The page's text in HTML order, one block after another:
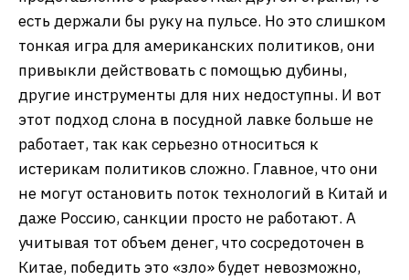
есть держали бы руку на пульсе. Но это слишком
тонкая игра для американских политиков, они
привыкли действовать с помощью дубины,
другие инструменты для них недоступны. И вот
этот подход слона в посудной лавке больше не
работает, так как серьезно относиться к
истерикам политиков сложно. Главное, что они
не могут остановить поток технологий в Китай и
даже Россию, санкции просто не работают. А
учитывая тот объем денег, что сосредоточен в
Китае, победить это «зло» будет невозможно,